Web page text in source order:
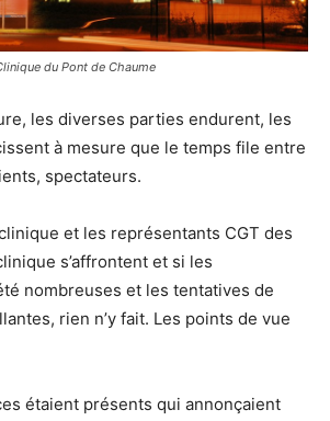
du Pont de Chaume
les diverses parties endurent, les
à mesure que le temps file entre
spectateurs.
et les représentants CGT des
s’affrontent et si les
nombreuses et les tentatives de
rien n’y fait. Les points de vue
étaient présents qui annonçaient